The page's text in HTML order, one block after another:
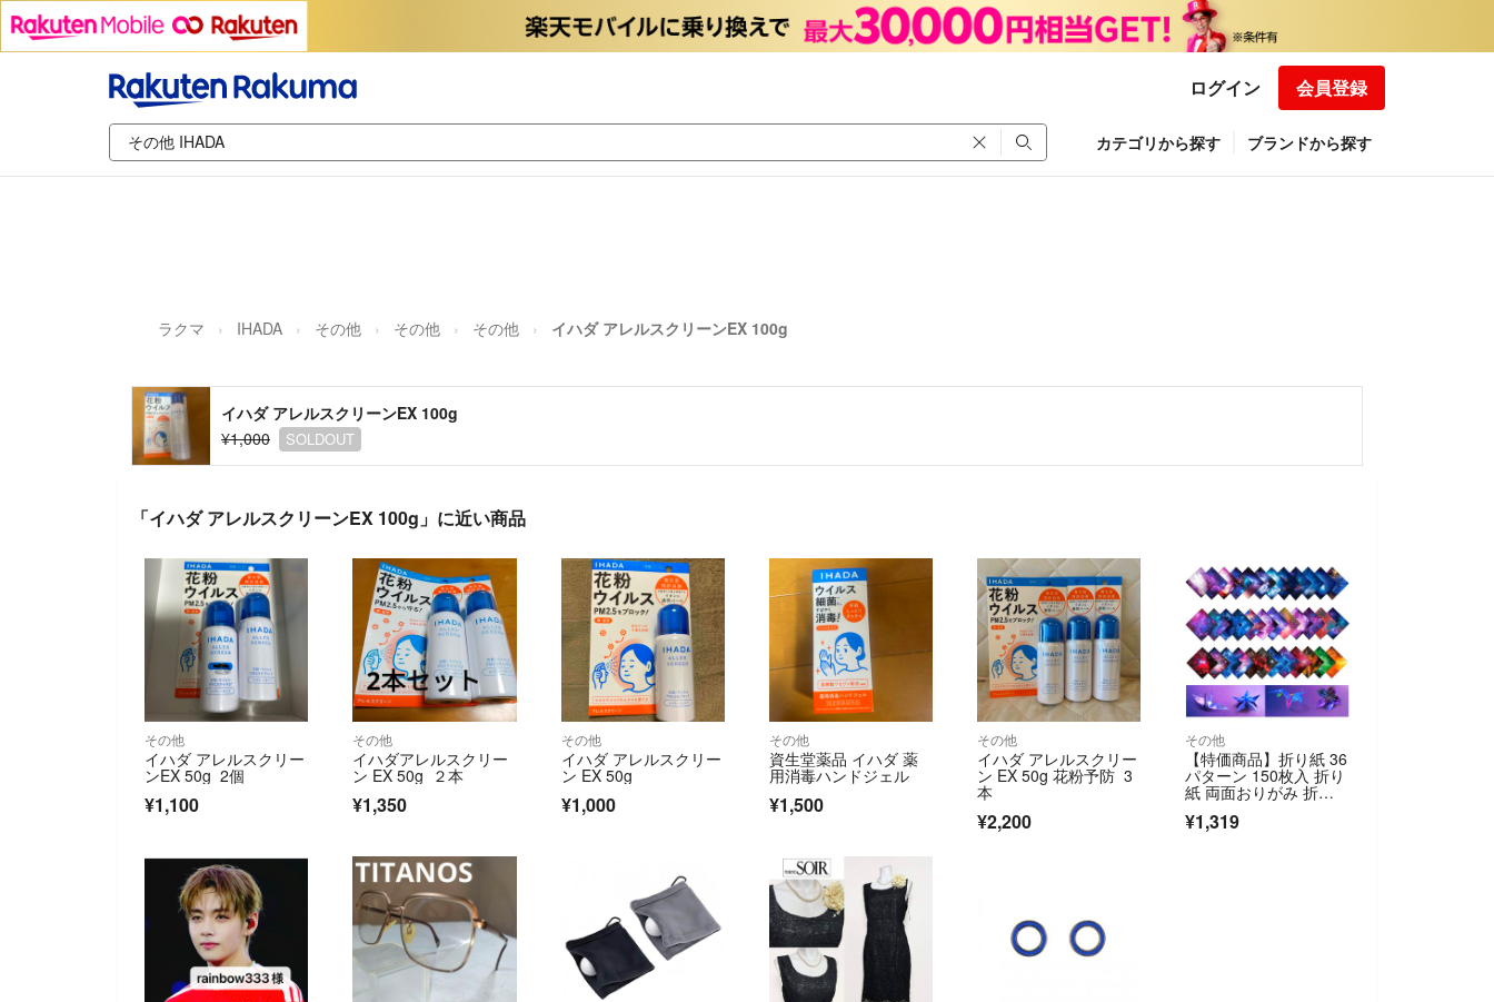
ログイン 会員登録
カテゴリから探す ブランドから探す
ラクマ IHADA その他 その他 その他 イハダ アレルスクリーンEX 100g
イハダ アレルスクリーンEX 100g
¥1,000
SOLDOUT
「イハダ アレルスクリーンEX 100g」に近い商品
その他
イハダ アレルスクリー
ンEX 50g 2個
¥1,100
その他
イハダアレルスクリー
ン EX 50g ２本
¥1,350
その他
イハダ アレルスクリー
ン EX 50g
¥1,000
その他
資生堂薬品 イハダ 薬
用消毒ハンドジェル
¥1,500
その他
イハダ アレルスクリー
ン EX 50g 花粉予防 3
本
¥2,200
その他
【特価商品】折り紙 36
パターン 150枚入 折り
紙 両面おりがみ 折り
紙ケース
¥1,319